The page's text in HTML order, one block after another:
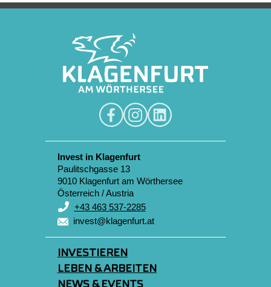
Invest in Klagenfurt
Paulitschgasse 13
9010 Klagenfurt am Wörthersee
Österreich / Austria
+43 463 537-2285
invest@klagenfurt.at
INVESTIEREN
LEBEN & ARBEITEN
NEWS & EVENTS